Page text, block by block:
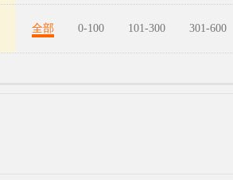
全部 0-100 101-300 301-600